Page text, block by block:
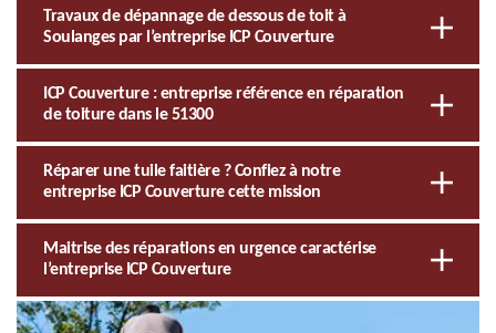
Travaux de dépannage de dessous de toit à
Soulanges par l’entreprise ICP Couverture
ICP Couverture : entreprise référence en réparation
de toiture dans le 51300
Réparer une tuile faitière ? Confiez à notre
entreprise ICP Couverture cette mission
Maitrise des réparations en urgence caractérise
l’entreprise ICP Couverture